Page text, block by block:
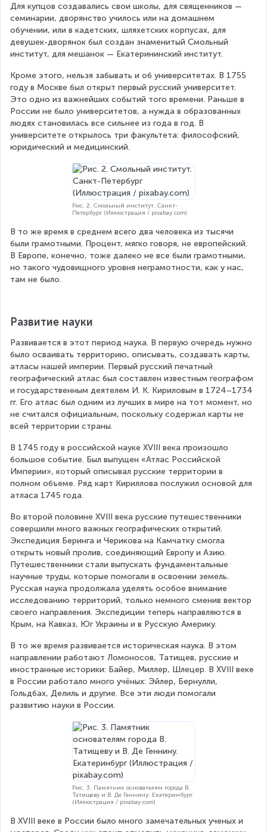
Для купцов создавались свои школы, для священников —
семинарии, дворянство училось или на домашнем
обучении, или в кадетских, шляхетских корпусах, для
девушек-дворянок был создан знаменитый Смольный
институт, для мешанок — Екатерининский институт.
Кроме этого, нельзя забывать и об университетах. В 1755
году в Москве был открыт первый русский университет.
Это одно из важнейших событий того времени. Раньше в
России не было университетов, а нужда в образованных
людях становилась все сильнее из года в год. В
университете открылось три факультета: философский,
юридический и медицинский.
Рис. 2. Смольный институт. Санкт-
Петербург (Иллюстрация / pixabay.com)
В то же время в среднем всего два человека из тысячи
были грамотными. Процент, мягко говоря, не европейский.
В Европе, конечно, тоже далеко не все были грамотными,
но такого чудовищного уровня неграмотности, как у нас,
там не было.
Развитие науки
Развивается в этот период наука. В первую очередь нужно
было осваивать территорию, описывать, создавать карты,
атласы нашей империи. Первый русский печатный
географический атлас был составлен известным географом
и государственным деятелем И. К. Кириловым в 1724–1734
гг. Его атлас был одним из лучших в мире на тот момент, но
не считался официальным, поскольку содержал карты не
всей территории страны.
В 1745 году в российской науке XVIII века произошло
большое событие. Был выпущен «Атлас Российской
Империи», который описывал русские территории в
полном объеме. Ряд карт Кириллова послужил основой для
атласа 1745 года.
Во второй половине XVIII века русские путешественники
совершили много важных географических открытий.
Экспедиция Беринга и Черикова на Камчатку смогла
открыть новый пролив, соединяющий Европу и Азию.
Путешественники стали выпускать фундаментальные
научные труды, которые помогали в освоении земель.
Русская наука продолжала уделять особое внимание
исследованию территорий, только немного сменив вектор
своего направления. Экспедиции теперь направляются в
Крым, на Кавказ, Юг Украины и в Русскую Америку.
В то же время развивается историческая наука. В этом
направлении работают Ломоносов, Татищев, русские и
иностранные историки: Байер, Миллер, Шлецер. В XVIII веке
в России работало много учёных: Эйлер, Бернулли,
Гольдбах, Делиль и другие. Все эти люди помогали
развитию науки в России.
Рис. 3. Памятник основателям города В.
Татищеву и В. Де Геннину. Екатеринбург
(Иллюстрация / pixabay.com)
В XVIII веке в России было много замечательных ученых и